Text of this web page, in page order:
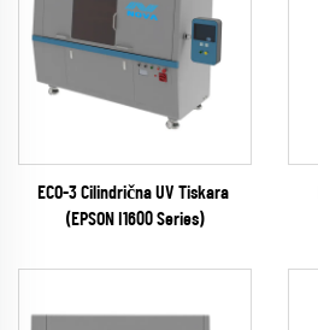
ECO-3 Cilindrična UV Tiskara
(EPSON I1600 Series)